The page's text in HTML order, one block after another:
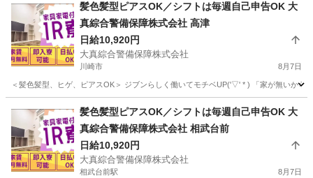
髪色髪型ピアスOK／シフトは毎週自己申告OK 大
真綜合警備保障株式会社 高津
日給10,920円
大真綜合警備保障株式会社
川崎市 8月7日
＜髪色髪型、ヒゲ、ピアスOK＞ ジブンらしく働いてモチベUP('▽' * ) 「家が無いか
警備員
髪色髪型ピアスOK／シフトは毎週自己申告OK 大
真綜合警備保障株式会社 相武台前
日給10,920円
大真綜合警備保障株式会社
相武台前駅 8月7日